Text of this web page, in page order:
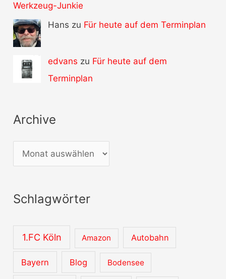
Werkzeug-Junkie
Hans zu Für heute auf dem Terminplan
edvans zu Für heute auf dem
Terminplan
Archive
r
h
e
Schlagwörter
1.FC Köln Amazon Autobahn
Bayern Blog Bodensee